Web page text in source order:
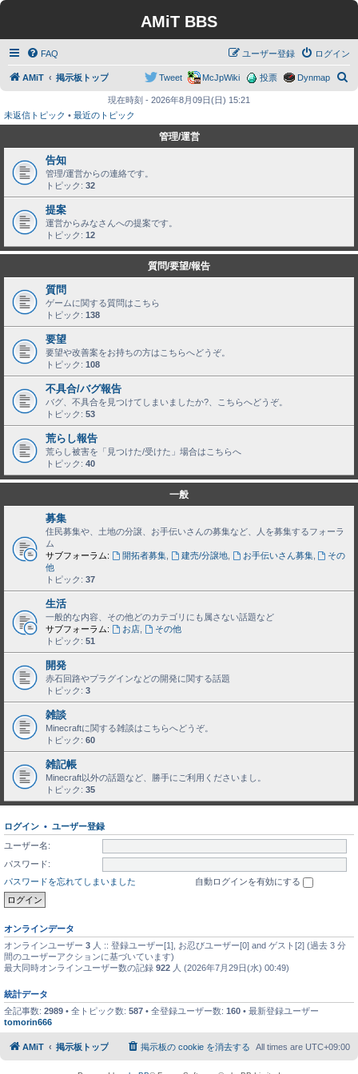
AMiT BBS
FAQ ログイン
ユーザー登録
AMiT 掲示板トップ Dynmap
投票
McJpWiki
Tweet
現在時刻 - 2026年8月09日(日) 15:21
未返信トピック • 最近のトピック
管理/運営
告知
管理/運営からの連絡です。
トピック: 32
提案
運営からみなさんへの提案です。
トピック: 12
質問/要望/報告
質問
ゲームに関する質問はこちら
トピック: 138
要望
要望や改善案をお持ちの方はこちらへどうぞ。
トピック: 108
不具合/バグ報告
バグ、不具合を見つけてしまいましたか?、こちらへどうぞ。
トピック: 53
荒らし報告
荒らし被害を「見つけた/受けた」場合はこちらへ
トピック: 40
一般
募集
住民募集や、土地の分譲、お手伝いさんの募集など、人を募集するフォーラ
ム
サブフォーラム:
開拓者募集, 建売/分譲地, お手伝いさん募集,
その
他
トピック: 37
生活
一般的な内容、その他どのカテゴリにも属さない話題など
サブフォーラム:
お店,
その他
トピック: 51
開発
赤石回路やプラグインなどの開発に関する話題
トピック: 3
雑談
Minecraftに関する雑談はこちらへどうぞ。
トピック: 60
雑記帳
Minecraft以外の話題など、勝手にご利用くださいまし。
トピック: 35
ログイン • ユーザー登録
ユーザー名:
パスワード:
パスワードを忘れてしまいました
自動ログインを有効にする
オンラインデータ
オンラインユーザー 3 人 :: 登録ユーザー[1], お忍びユーザー[0] and ゲスト[2] (過去 3 分
間のユーザーアクションに基づいています)
最大同時オンラインユーザー数の記録 922 人 (2026年7月29日(水) 00:49)
統計データ
全記事数: 2989 • 全トピック数: 587 • 全登録ユーザー数: 160 • 最新登録ユーザー
tomorin666
AMiT 掲示板トップ All times are UTC+09:00
掲示板の cookie を消去する